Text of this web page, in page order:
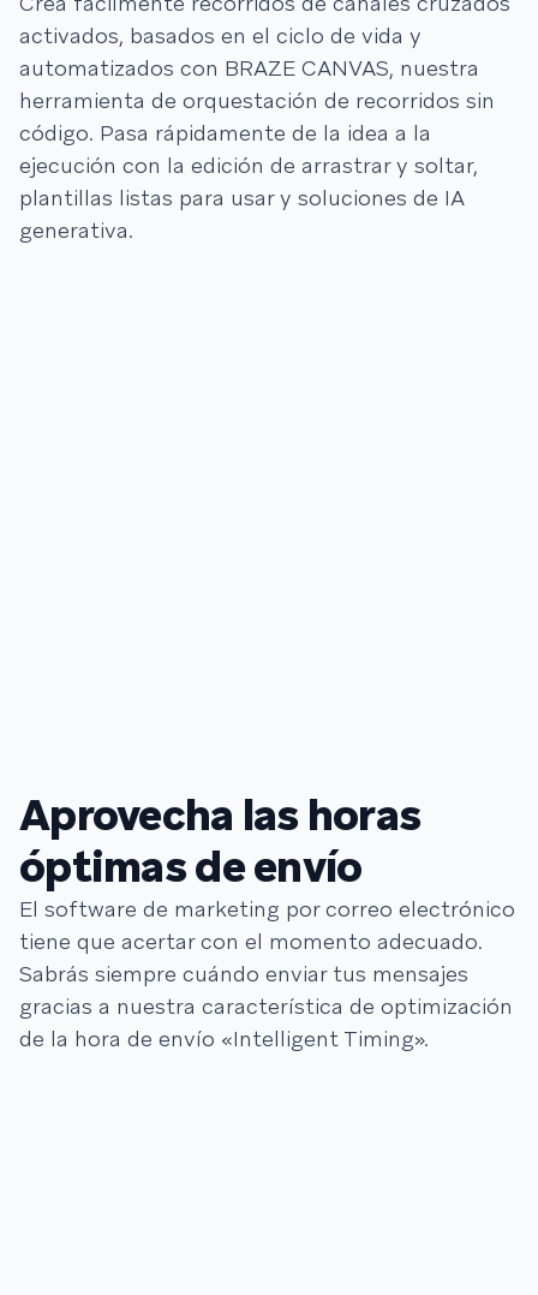
activados, basados en el ciclo de vida y
automatizados con BRAZE CANVAS, nuestra
herramienta de orquestación de recorridos sin
código. Pasa rápidamente de la idea a la
ejecución con la edición de arrastrar y soltar,
plantillas listas para usar y soluciones de IA
generativa.
Aprovecha las horas
óptimas de envío
El software de marketing por correo electrónico
tiene que acertar con el momento adecuado.
Sabrás siempre cuándo enviar tus mensajes
gracias a nuestra característica de optimización
de la hora de envío «Intelligent Timing».